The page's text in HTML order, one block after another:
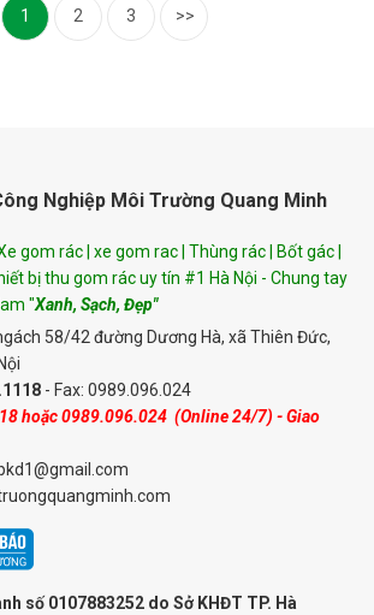
1 2 3 >>
Nghiệp Môi Trường Quang Minh
gom rác | xe gom rac | Thùng rác | Bốt gác |
bị thu gom rác uy tín #1 Hà Nội - Chung tay
"Xanh, Sạch, Đẹp"
58/42 đường Dương Hà, xã Thiên Đức,
- Fax: 0989.096.024
hoặc0989.096.024 (Online 24/7) - Giao
số 0107883252 do Sở KHĐT TP. Hà